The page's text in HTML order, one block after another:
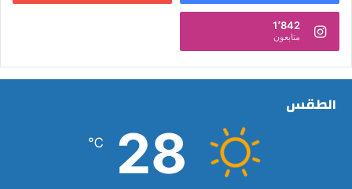
1٬842
متابعون
الطقس
28
℃